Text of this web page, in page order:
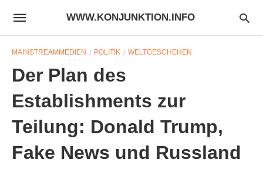
WWW.KONJUNKTION.INFO
MAINSTREAMMEDIEN POLITIK WELTGESCHEHEN
Der Plan des
Establishments zur
Teilung: Donald Trump,
Fake News und Russland